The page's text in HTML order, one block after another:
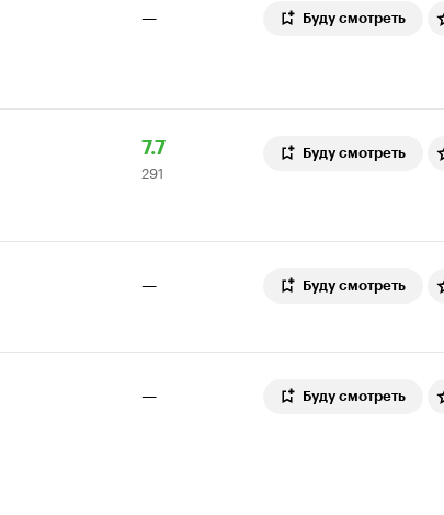
— Буду смотреть
Рейтинг
Кинопоиска
7.7
291
оценка
291
Буду смотреть
— Буду смотреть
— Буду смотреть